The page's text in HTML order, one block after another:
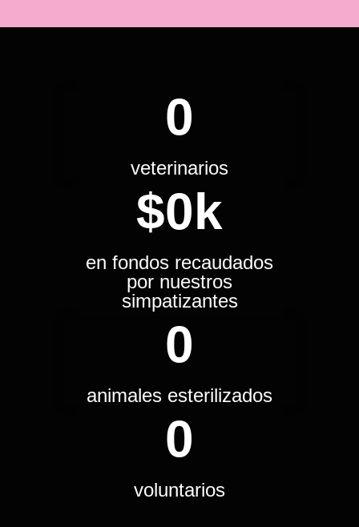
0
veterinarios
$0k
en fondos recaudados
por nuestros
simpatizantes
0
animales esterilizados
0
voluntarios